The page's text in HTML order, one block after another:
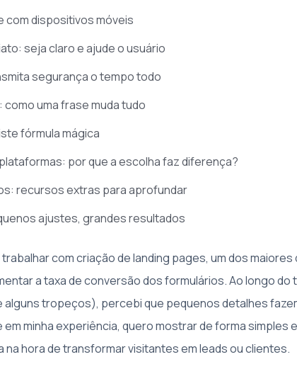
com dispositivos móveis
seja claro e ajude o usuário
segurança o tempo todo
uma frase muda tudo
fórmula mágica
por que a escolha faz diferença?
recursos extras para aprofundar
ajustes, grandes resultados
com criação de landing pages, um dos
a taxa de conversão dos formulários. Ao longo do
tropeços), percebi que pequenos detalhes
minha experiência, quero mostrar de forma simples
na hora de transformar visitantes em leads ou clientes.